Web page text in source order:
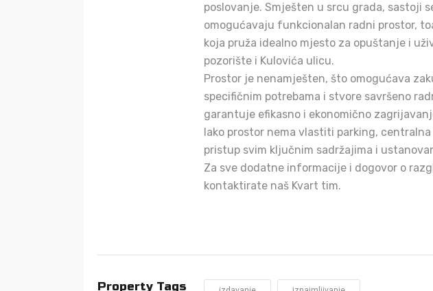
poslovanje. Smješten u srcu grada, sastoji
omogućavaju funkcionalan radni prostor,
koja pruža idealno mjesto za opuštanje i
pozorište i Kulovića ulicu.
Prostor je nenamješten, što omogućava
specifičnim potrebama i stvore savršeno
garantuje efikasno i ekonomično
Iako prostor nema vlastiti parking,
pristup svim ključnim sadržajima i
Za sve dodatne informacije i dogovor o
kontaktirate naš Kvart tim.
Property Tags